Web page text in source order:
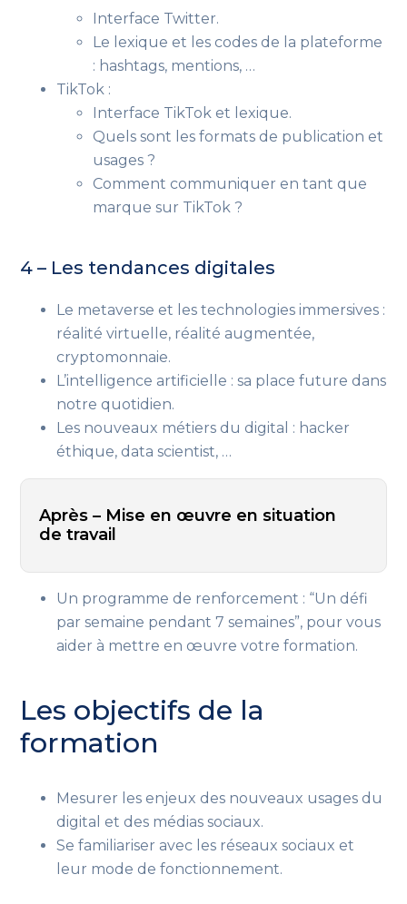
Interface Twitter.
Le lexique et les codes de la plateforme
: hashtags, mentions, …
TikTok :
Interface TikTok et lexique.
Quels sont les formats de publication et
usages ?
Comment communiquer en tant que
marque sur TikTok ?
4 – Les tendances digitales
Le metaverse et les technologies immersives :
réalité virtuelle, réalité augmentée,
cryptomonnaie.
L’intelligence artificielle : sa place future dans
notre quotidien.
Les nouveaux métiers du digital : hacker
éthique, data scientist, …
Après – Mise en œuvre en situation
de travail
Un programme de renforcement : “Un défi
par semaine pendant 7 semaines”, pour vous
aider à mettre en œuvre votre formation.
Les objectifs de la
formation
Mesurer les enjeux des nouveaux usages du
digital et des médias sociaux.
Se familiariser avec les réseaux sociaux et
leur mode de fonctionnement.